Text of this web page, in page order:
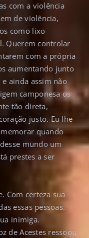
com a violência
de violência,
como lixo
Querem controlar
com a própria
aumentando junto
ainda assim não
camponesa os
tão direta,
justo. Eu lhe
quando
mundo um
prestes a ser
Com certeza sua
essas pessoas.
inimiga.
de Acestes ressoou